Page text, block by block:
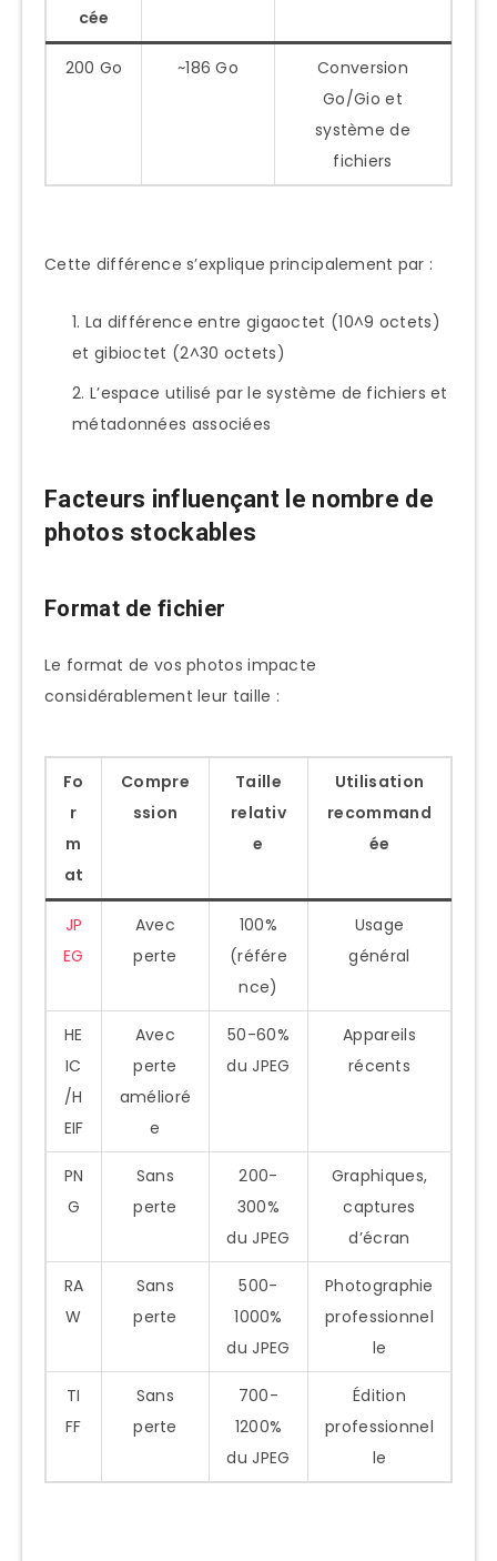
cée
200 Go ~186 Go
Conversion
Go/Gio et
système de
fichiers
Cette différence s’explique principalement par :
La différence entre gigaoctet (10^9 octets)
et gibioctet (2^30 octets)
L’espace utilisé par le système de fichiers et
métadonnées associées
Facteurs influençant le nombre de
photos stockables
Format de fichier
Le format de vos photos impacte
considérablement leur taille :
Fo
r
m
at
Compre
ssion
Taille
relativ
e
Utilisation
recommand
ée
JP
EG
Avec
perte
100%
(référe
nce)
Usage
général
HE
IC
/H
EIF
Avec
perte
amélioré
e
50-60%
du JPEG
Appareils
récents
PN
G
Sans
perte
200-
300%
du JPEG
Graphiques,
captures
d’écran
RA
W
Sans
perte
500-
1000%
du JPEG
Photographie
professionnel
le
TI
FF
Sans
perte
700-
1200%
du JPEG
Édition
professionnel
le